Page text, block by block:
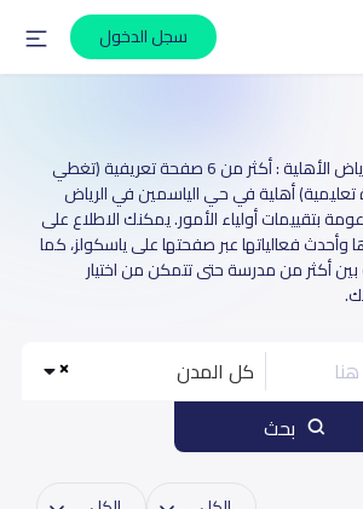
سجل الدخول
دليل مدارس مدينة الرياض الأهلية : أكثر من 6 صفحة تعريفية (تغطي
منشأة تعليمية) أهلية في حي الياسمين في الرياض
بتقييمات أولياء الأمور. يمكنك الاطلاع على
وأحدث فعالياتها عبر صفحتها على ياسكولز، كما
أكثر من مدرسة حتى تتمكن من اختيار
كل المدن